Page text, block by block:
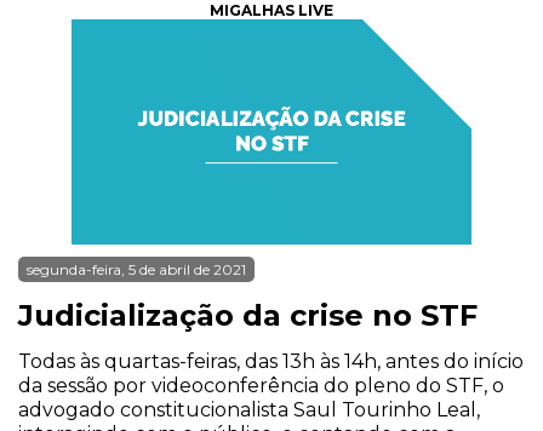
MIGALHAS LIVE
segunda-feira, 5 de abril de 2021
Judicialização da crise no STF
Todas às quartas-feiras, das 13h às 14h, antes do início
da sessão por videoconferência do pleno do STF, o
advogado constitucionalista Saul Tourinho Leal,